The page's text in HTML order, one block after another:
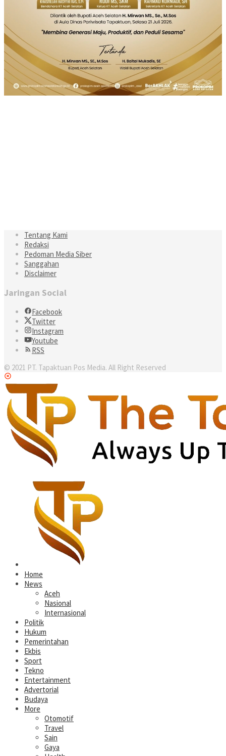
Tentang Kami
Redaksi
Pedoman Media Siber
Sanggahan
Disclaimer
Jaringan Social
Facebook
Twitter
Instagram
Youtube
RSS
© 2021 PT. Tapaktuan Pos Media. All Right Reserved
Home
News
Aceh
Nasional
Internasional
Politik
Hukum
Pemerintahan
Ekbis
Sport
Tekno
Entertainment
Advertorial
Budaya
More
Otomotif
Travel
Sain
Gaya